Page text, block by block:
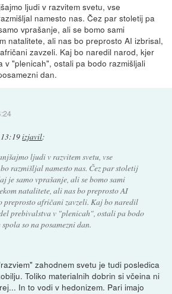
ljudi v razvitem svetu, vse
namesto nas. Čez par stoletij pa
vprašanje, ali se bomo sami
natalitete, ali nas bo preprosto AI izbrisal,
zavzeli. Kaj bo naredil narod, kjer
v "plenicah", ostali pa bodo razmišljali
dan.
izjavil:
ljudi v razvitem svetu, vse
razmišljal namesto nas. Čez par stoletij
je samo vprašanje, ali se bomo sami
natalitete, ali nas bo preprosto AI
preprosto afričani zavzeli. Kaj bo naredil
prebivalstva v "plenicah", ostali pa bodo
so na posamezni dan.
zahodnem svetu je tudi posledica
Toliko materialnih dobrin si včeina ni
In to vodi v hedonizem. Pari imajo